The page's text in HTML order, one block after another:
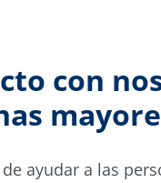
con
ayudar a las